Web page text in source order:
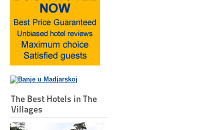
The Best Hotels in The
Villages